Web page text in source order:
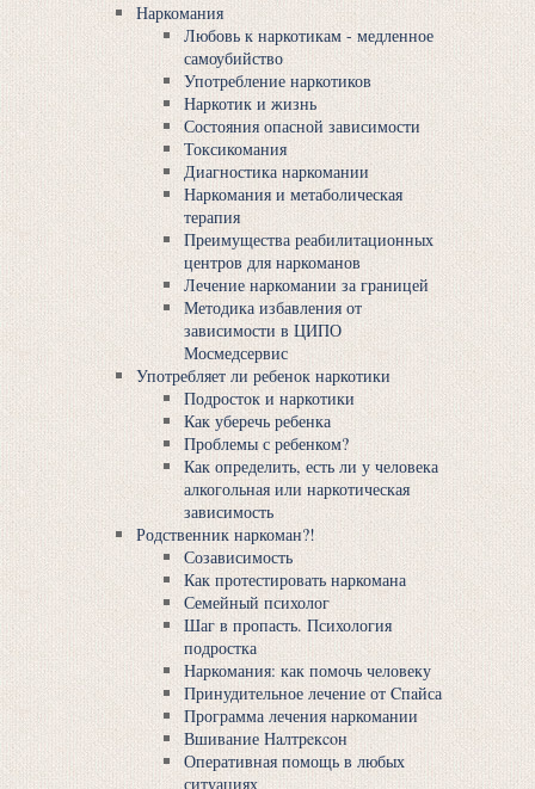
Наркомания
Любовь к наркотикам - медленное
самоубийство
Употребление наркотиков
Наркотик и жизнь
Состояния опасной зависимости
Токсикомания
Диагностика наркомании
Наркомания и метаболическая
терапия
Преимущества реабилитационных
центров для наркоманов
Лечение наркомании за границей
Методика избавления от
зависимости в ЦИПО
Мосмедсервис
Употребляет ли ребенок наркотики
Подросток и наркотики
Как уберечь ребенка
Проблемы с ребенком?
Как определить, есть ли у человека
алкогольная или наркотическая
зависимость
Родственник наркоман?!
Созависимость
Как протестировать наркомана
Семейный психолог
Шаг в пропасть. Психология
подростка
Наркомания: как помочь человеку
Принудительное лечение от Cпaйса
Программа лечения наркомании
Вшивание Нaлтрeкcoн
Оперативная помощь в любых
ситуациях